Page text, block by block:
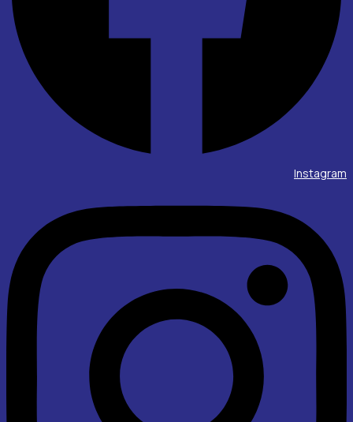
Instagram